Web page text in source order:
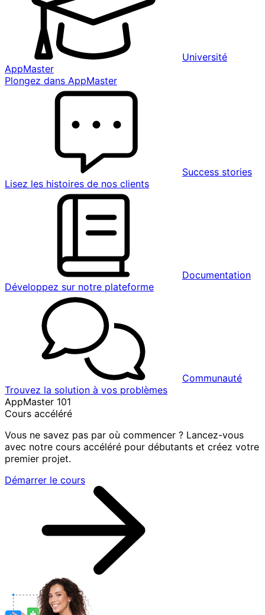
Université
AppMaster
Plongez dans AppMaster
Success stories
Lisez les histoires de nos clients
Documentation
Développez sur notre plateforme
Communauté
Trouvez la solution à vos problèmes
AppMaster 101
Cours accéléré
Vous ne savez pas par où commencer ? Lancez-vous
avec notre cours accéléré pour débutants et créez votre
premier projet.
Démarrer le cours